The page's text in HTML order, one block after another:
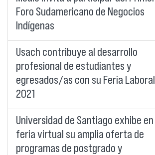
Foro Sudamericano de Negocios
Indígenas
Usach contribuye al desarrollo
profesional de estudiantes y
egresados/as con su Feria Laboral
2021
Universidad de Santiago exhibe en
feria virtual su amplia oferta de
programas de postgrado y